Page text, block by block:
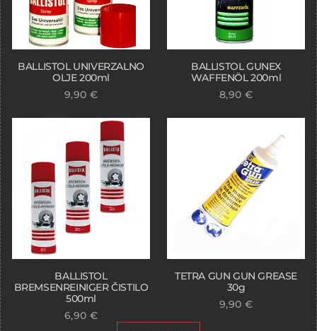
BALLISTOL UNIVERZALNO
OLJE 200ml
9,90 €
BALLISTOL GUNEX
WAFFENÖL 200ml
8,90 €
BALLISTOL
BREMSENREINIGER ČISTILO
500ml
6,90 €
TETRA GUN GUN GREASE
30g
9,90 €